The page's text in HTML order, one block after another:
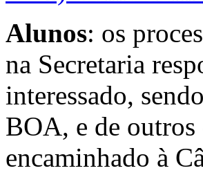
Alunos: os
na Secretaria
interessado,
BOA, e de outros
encaminhado à